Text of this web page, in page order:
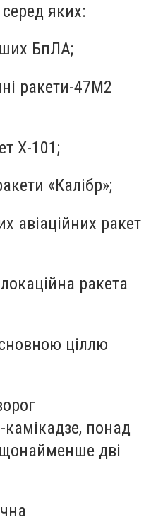
яких:
БпЛА;
ракети-47М2
Х-101;
«Калібр»;
авіаційних ракет
ракета
ціллю
камікадзе, понад
дві